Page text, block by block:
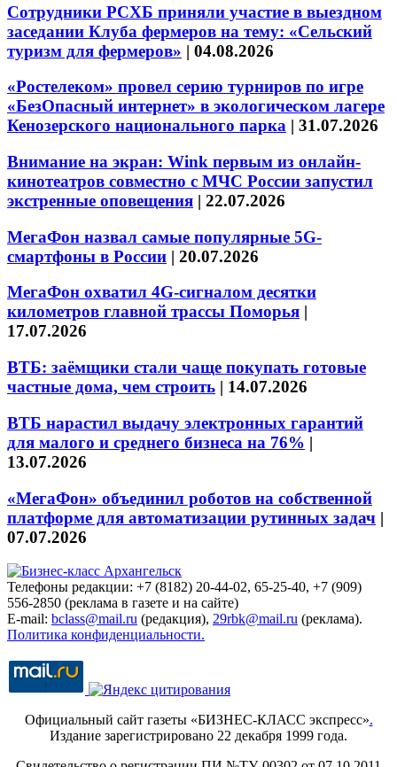
Сотрудники РСХБ приняли участие в выездном
заседании Клуба фермеров на тему: «Сельский
туризм для фермеров» | 04.08.2026
«Ростелеком» провел серию турниров по игре
«БезОпасный интернет» в экологическом лагере
Кенозерского национального парка | 31.07.2026
Внимание на экран: Wink первым из онлайн-
кинотеатров совместно с МЧС России запустил
экстренные оповещения | 22.07.2026
МегаФон назвал самые популярные 5G-
смартфоны в России | 20.07.2026
МегаФон охватил 4G-сигналом десятки
километров главной трассы Поморья |
17.07.2026
ВТБ: заёмщики стали чаще покупать готовые
частные дома, чем строить | 14.07.2026
ВТБ нарастил выдачу электронных гарантий
для малого и среднего бизнеса на 76% |
13.07.2026
«МегаФон» объединил роботов на собственной
платформе для автоматизации рутинных задач |
07.07.2026
Телефоны редакции: +7 (8182) 20-44-02, 65-25-40, +7 (909)
556-2850 (реклама в газете и на сайте)
E-mail: bclass@mail.ru (редакция), 29rbk@mail.ru (реклама).
Политика конфиденциальности.
Официальный сайт газеты «БИЗНЕС-КЛАСС экспресс».
Издание зарегистрировано 22 декабря 1999 года.